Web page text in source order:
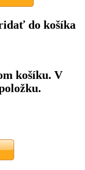
do košíka
košíku. V